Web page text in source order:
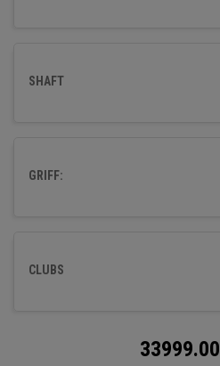
SHAFT
GRIFF:
CLUBS
33999.00